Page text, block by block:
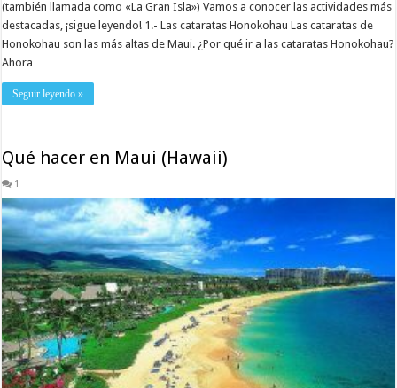
(también llamada como «La Gran Isla») Vamos a conocer las actividades más
destacadas, ¡sigue leyendo! 1.- Las cataratas Honokohau Las cataratas de
Honokohau son las más altas de Maui. ¿Por qué ir a las cataratas Honokohau?
Ahora …
Seguir leyendo »
Qué hacer en Maui (Hawaii)
1